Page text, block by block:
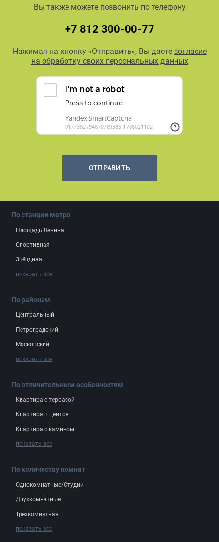
Вы также можете позвонить по телефону
+7 812 300-00-77
Нажимая на кнопку «Отправить», Вы даете согласие
на обработку своих персональных данных
ОТПРАВИТЬ
По станции метро
Площадь Ленина
Спортивная
Звёздная
показать все
По районам
Центральный
Петроградский
Московский
показать все
По отличительным особенностям
Квартира с террасой
Квартира в центре
Квартира с камином
показать все
По количеству комнат
Однокомнатные/Студии
Двухкомнатные
Трехкомнатная
показать все